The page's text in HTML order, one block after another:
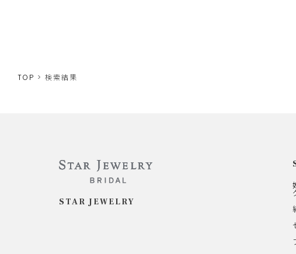
TOP 検索結果
STAR JEWELRY